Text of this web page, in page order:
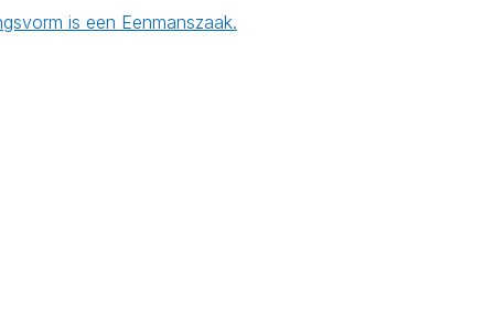
is een Eenmanszaak.